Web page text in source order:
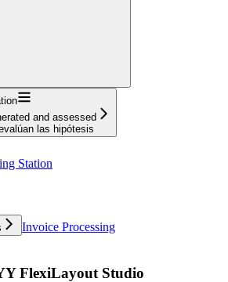
and assessed
las hipótesis
Station
Invoice Processing
FlexiLayout Studio